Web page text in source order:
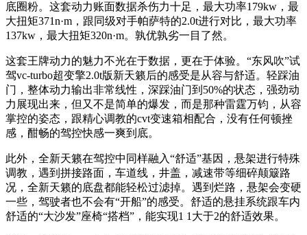
底圈粉。这套动力账面数据杀伤力十足，最大功率179kw，最
大扭矩371n·m，跟同级对手帕萨特的2.0t进行对比，最大功率
137kw，最大扭矩320n·m。孰优孰劣一目了然。
这套王牌动力的魅力不光在于数据，更在于体验。“东风吹”试
驾vc-turbo超变擎2.0t版新天籁后的感受是从容与舒适。轻踩油
门，整体动力输出非常线性，深踩油门到50%的状态，强劲动
力展现出来，但又不是简单的爆发，而是那种雷霆万钧，从容
掌控的姿态，跟精心调教的cvt变速箱相配合，没有任何顿挫
感，酣畅的驾控快感一爽到底。
此外，全新天籁在驾控中同样融入“舒适”基因，悬架进行特殊
调教，遇到拼接路面，车道线，井盖，减速带等细碎颠簸路
况，全新天籁的底盘都能轻松过滤掉。遇到烂路，悬架会变硬
一些，驾驶者也不会有“开船”的感受。舒适的悬挂系统跟车内
舒适的“大沙发”座椅“搭档”，能实现1 1大于2的舒适效果。